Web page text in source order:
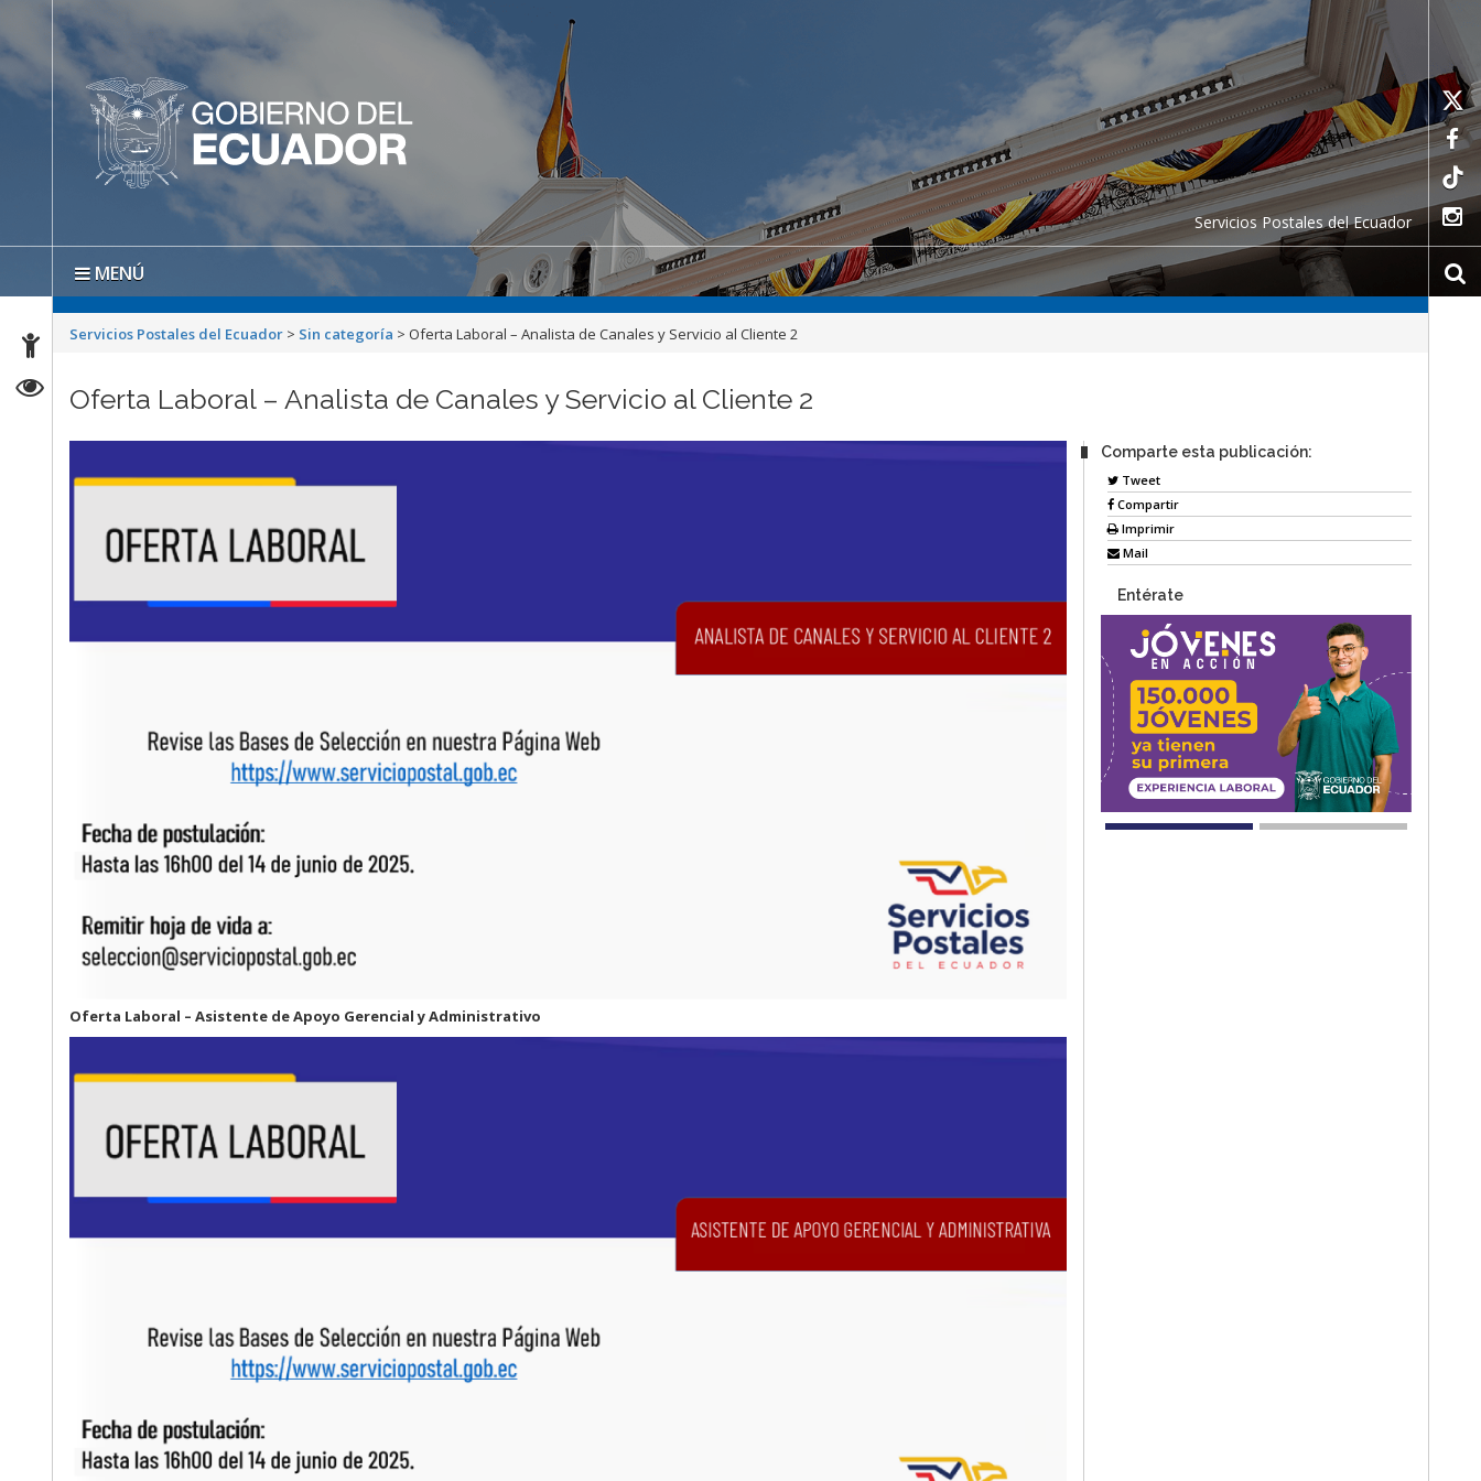
Servicios Postales del Ecuador
MENÚ
Servicios Postales del Ecuador > Sin categoría > Oferta Laboral – Analista de Canales y Servicio al Cliente 2
Oferta Laboral – Analista de Canales y Servicio al Cliente 2
Oferta Laboral – Asistente de Apoyo Gerencial y Administrativo
Comparte esta publicación:
Tweet
Compartir
Imprimir
Mail
Entérate